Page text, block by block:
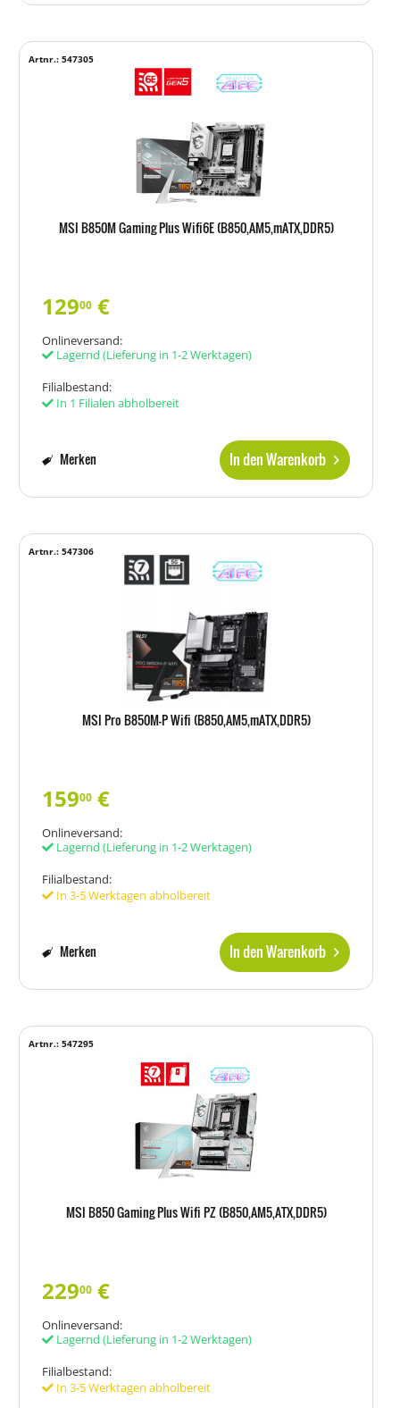
MSI B850M Gaming Plus Wifi6E (B850,AM5,mATX,DDR5)
Artnr.: 547305
12900 €
Onlineversand:
Lagernd (Lieferung in 1-2 Werktagen)
Filialbestand:
In 1 Filialen abholbereit
In den Warenkorb
Merken
MSI Pro B850M-P Wifi (B850,AM5,mATX,DDR5)
Artnr.: 547306
15900 €
Onlineversand:
Lagernd (Lieferung in 1-2 Werktagen)
Filialbestand:
In 3-5 Werktagen abholbereit
In den Warenkorb
Merken
MSI B850 Gaming Plus Wifi PZ (B850,AM5,ATX,DDR5)
Artnr.: 547295
22900 €
Onlineversand:
Lagernd (Lieferung in 1-2 Werktagen)
Filialbestand:
In 3-5 Werktagen abholbereit